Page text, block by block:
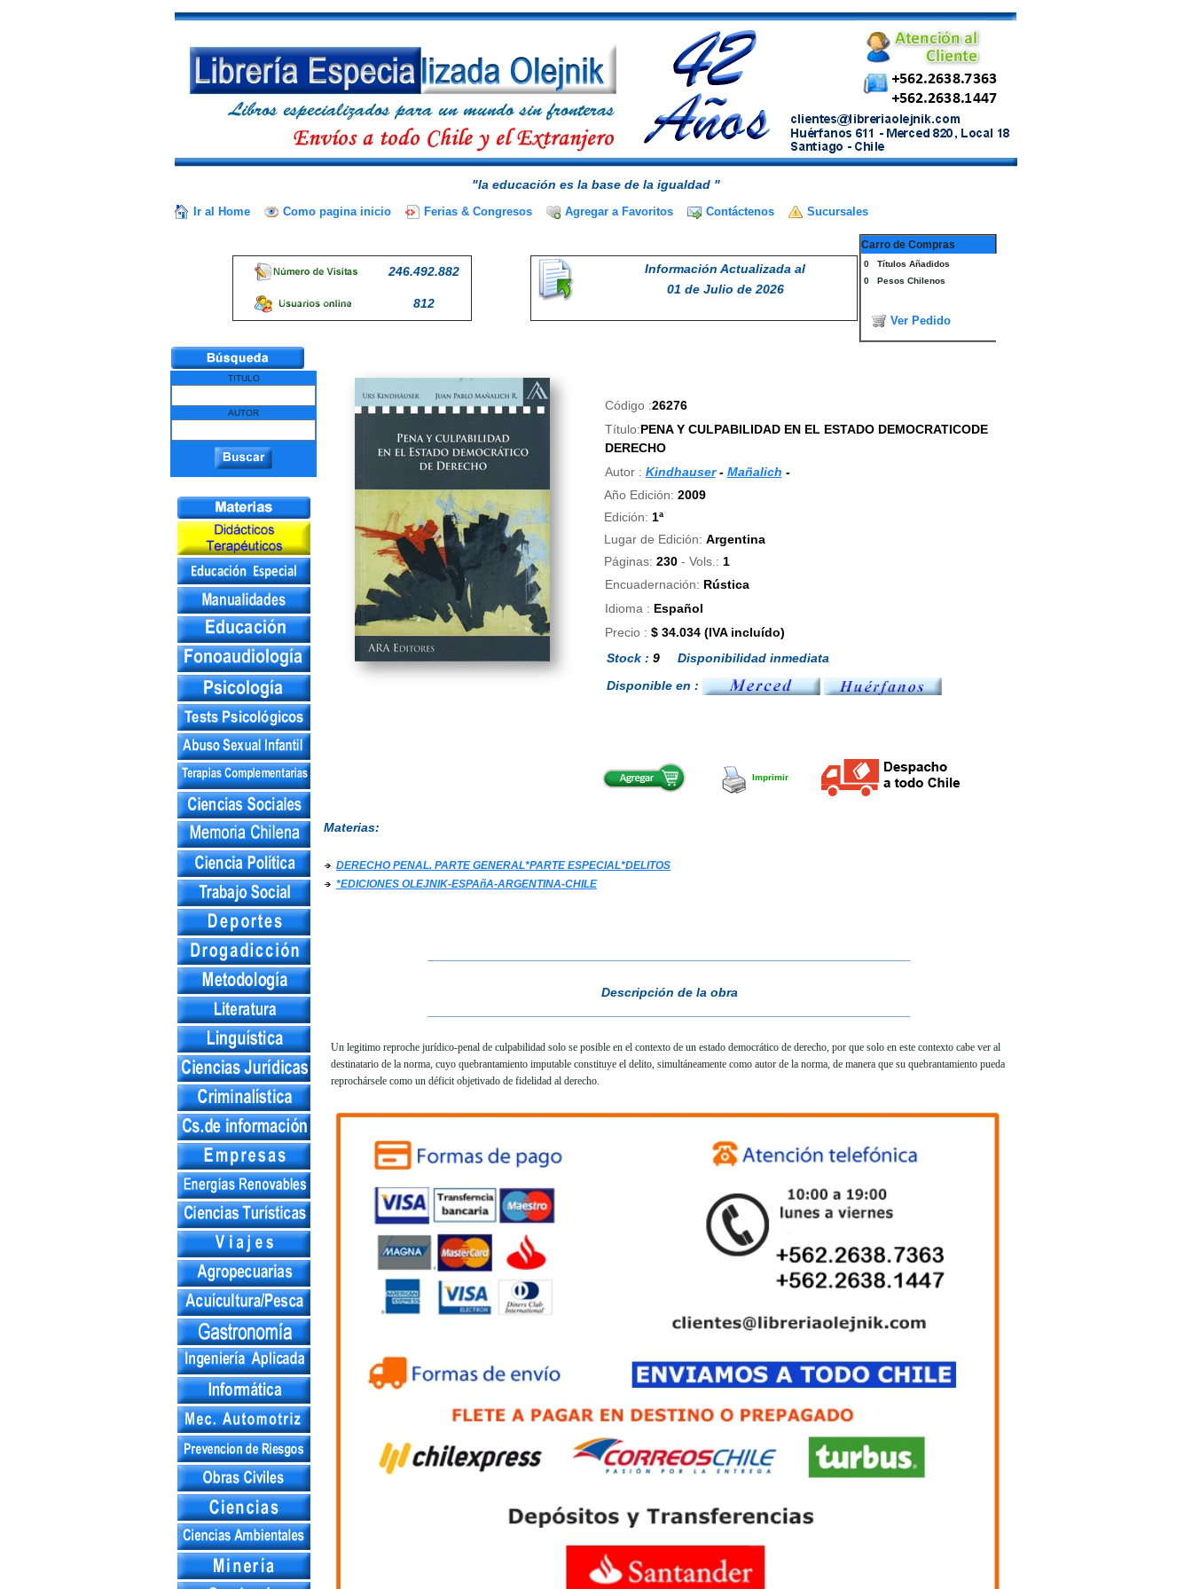
"la educación es la base de la igualdad "
Ir al Home Como pagina inicio Ferias & Congresos Agregar a Favoritos Contáctenos Sucursales
246.492.882
812
Información Actualizada al
01 de Julio de 2026
Carro de Compras
0 Títulos Añadidos
0 Pesos Chilenos
Ver Pedido
TITULO
AUTOR
Código :26276
Título:PENA Y CULPABILIDAD EN EL ESTADO DEMOCRATICODE
DERECHO
Autor : Kindhauser - Mañalich -
Año Edición: 2009
Edición: 1ª
Lugar de Edición: Argentina
Páginas: 230- Vols.: 1
Encuadernación: Rústica
Idioma : Español
Precio : $ 34.034 (IVA incluído)
Stock : 9Disponibilidad inmediata
Disponible en :
Imprimir
Materias:
DERECHO PENAL. PARTE GENERAL*PARTE ESPECIAL*DELITOS
*EDICIONES OLEJNIK-ESPAñA-ARGENTINA-CHILE
Descripción de la obra
Un legitimo reproche jurídico-penal de culpabilidad solo se posible en el contexto de un estado democrático de derecho, por que solo en este contexto cabe ver al
destinatario de la norma, cuyo quebrantamiento imputable constituye el delito, simultáneamente como autor de la norma, de manera que su quebrantamiento pueda
reprochársele como un déficit objetivado de fidelidad al derecho.